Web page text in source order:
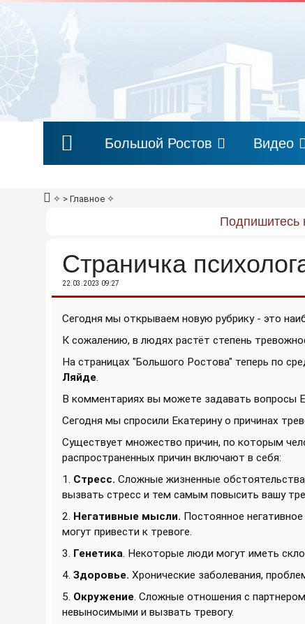
Большой Ростов Видео
✧ > Главное ✧
Подпишитесь
Страничка
22.03.2023 09:27
Сегодня мы открываем новую рубрику - это
К сожалению, в людях растёт степень
На страницах "Большого Ростова" теперь по
Ляйде.
В комментариях вы можете задавать вопросы
Сегодня мы спросили Екатерину о причинах
Существует множество причин, по которым
распространенных причин включают в себя:
1. Стресс. Сложные жизненные
вызвать стресс и тем самым повысить вашу
2. Негативные мысли. Постоянное
могут привести к тревоге.
3. Генетика. Некоторые люди могут иметь
4. Здоровье. Хронические заболевания,
5. Окружение. Сложные отношения с
невыносимыми и вызвать тревогу.